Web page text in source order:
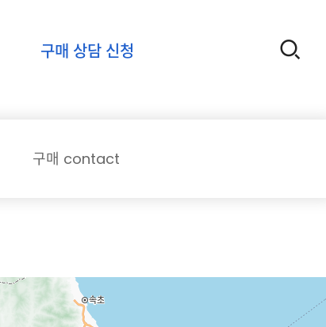
구매 상담 신청
구매 contact